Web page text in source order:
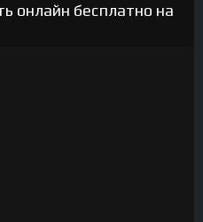
онлайн бесплатно на